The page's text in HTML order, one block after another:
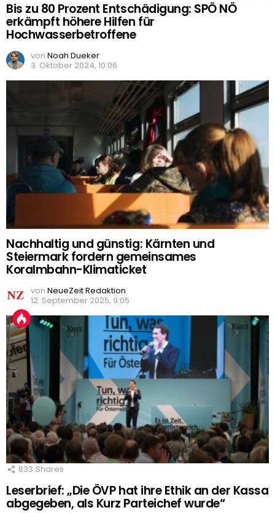
Bis zu 80 Prozent Entschädigung: SPÖ NÖ
erkämpft höhere Hilfen für
Hochwasserbetroffene
von Noah Dueker
3. Oktober 2024, 10:06
Nachhaltig und günstig: Kärnten und
Steiermark fordern gemeinsames
Koralmbahn-Klimaticket
von NeueZeit Redaktion
12. September 2025, 9:05
833 Shares
Leserbrief: „Die ÖVP hat ihre Ethik an der Kassa
abgegeben, als Kurz Parteichef wurde“